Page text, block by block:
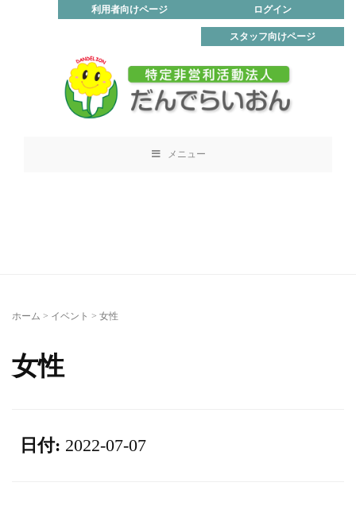
ログイン
利用者向けページ
スタッフ向けページ
メニュー
ホーム > イベント > 女性
女性
日付: 2022-07-07